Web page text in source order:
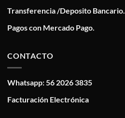
Transferencia /Deposito Bancario.
Pagos con Mercado Pago.
CONTACTO
Whatsapp: 56 2026 3835
Facturación Electrónica